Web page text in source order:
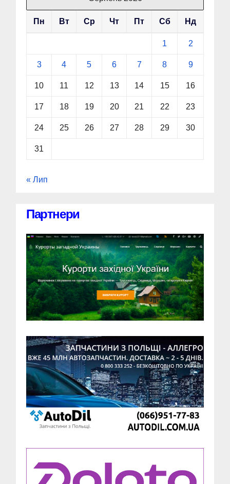
Пн Вт Ср Чт Пт Сб Нд
1 2
3 4 5 6 7 8 9
10 11 12 13 14 15 16
17 18 19 20 21 22 23
24 25 26 27 28 29 30
31
« Лип
Партнери